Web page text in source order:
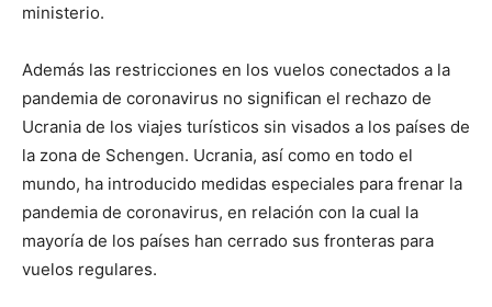
ministerio.
Además las restricciones en los vuelos conectados a la
pandemia de coronavirus no significan el rechazo de
Ucrania de los viajes turísticos sin visados a los países de
la zona de Schengen. Ucrania, así como en todo el
mundo, ha introducido medidas especiales para frenar la
pandemia de coronavirus, en relación con la cual la
mayoría de los países han cerrado sus fronteras para
vuelos regulares.